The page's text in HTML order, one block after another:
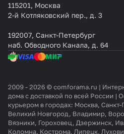
115201, Москва
2-й Котляковский пер., д. 3
192007, Санкт-Петербург
наб. Обводного Канала, д. 64
2009 - 2026 © comforama.ru |
дома с доставкой по всей России |
курьером в городах: Москва,
Великий Новгород, Владимир,
Вязники, Гороховец, Дзержинск,
Коломна, Кострома, Липецк,